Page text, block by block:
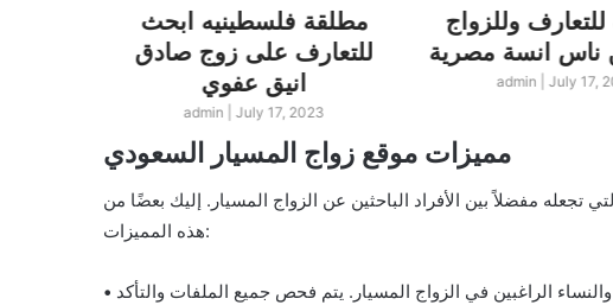
مطلقة فلسطينيه ابحث
للتعارف على زوج صادق
انيق عفوي
admin July 17, 2023
وللزواج
admin| July 17,
مميزات موقع زواج المسيار السعودي
تجعله مفضلاً بين الأفراد الباحثين عن الزواج المسيار. إليك بعضًا من
هذه المميزات:
الراغبين في الزواج المسيار. يتم فحص جميع الملفات والتأكد